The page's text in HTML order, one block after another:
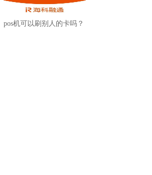
pos机可以刷别人的卡吗？